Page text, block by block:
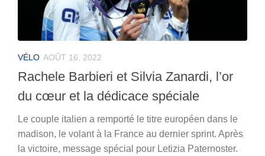
VÉLO AOÛT 16, 2022
Rachele Barbieri et Silvia Zanardi, l’or
du cœur et la dédicace spéciale
Le couple italien a remporté le titre européen dans le
madison, le volant à la France au dernier sprint. Après
la victoire, message spécial pour Letizia Paternoster.